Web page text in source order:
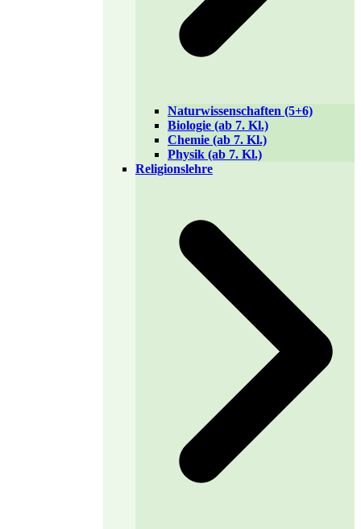
Naturwissenschaften (5+6)
Biologie (ab 7. Kl.)
Chemie (ab 7. Kl.)
Physik (ab 7. Kl.)
Religionslehre